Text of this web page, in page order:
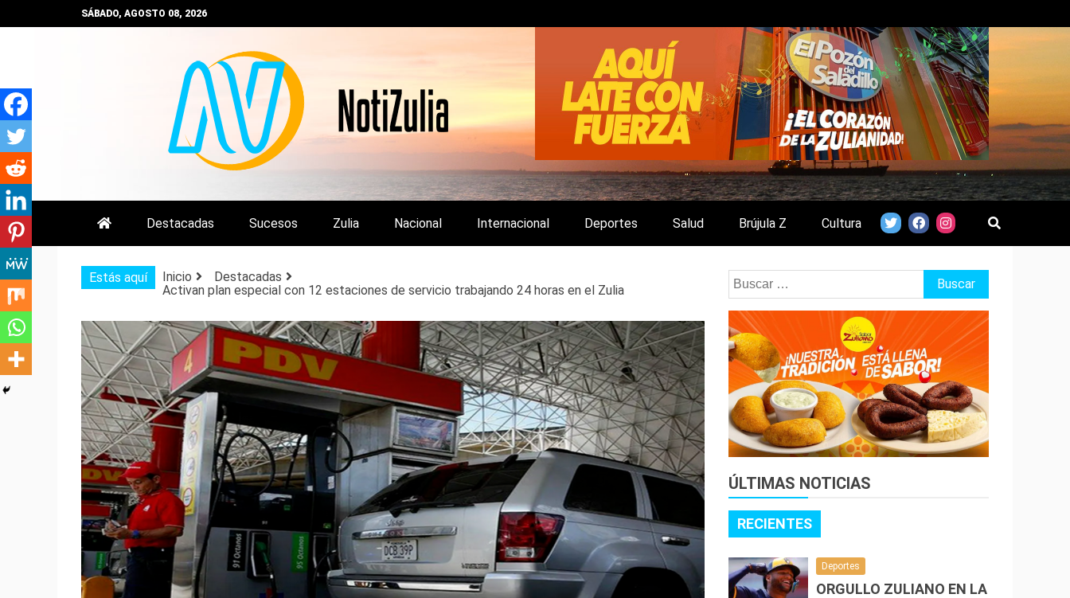
al
SÁBADO, AGOSTO 08, 2026
NOTIZULIA
NOTICIAS DEL ZULIA, VENEZUELA Y DE INTERÉS GENERAL.
Destacadas Sucesos Zulia Nacional Internacional Deportes Salud Brújula Z Cultura
Estás aquí Inicio
Destacadas
Activan plan especial con 12 estaciones de servicio trabajando 24 horas en el Zulia
Buscar:
ÚLTIMAS NOTICIAS
RECIENTES
Deportes
ORGULLO ZULIANO EN LA